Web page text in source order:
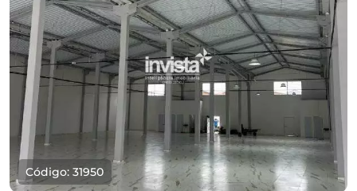
Código: 31950